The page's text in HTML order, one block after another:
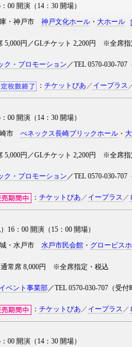
00 開演（14：30 開場）
・神戸市 神戸文化ホール・ 大ホール
5,000円／GLチケット 2,200円 ※全席
ク・プロモーション ／TEL 0570-030-
： チケットぴあ ／ イープラス
00 開演（14：30 開場）
崎市 べネックス長崎ブリックホール・
5,000円／GLチケット 2,200円 ※全席
ク・プロモーション ／TEL 0570-030-
： チケットぴあ ／ イープラス ／
16：00 開演（15：00 開場）
・水戸市 ⽔⼾市⺠会館・ グロービス
通常席 8,000円 ※全席指定・税込
ベント事業部／TEL 0570-030-707（受
： チケットぴあ ／ イープラス ／
00 開演（14：30 開場）